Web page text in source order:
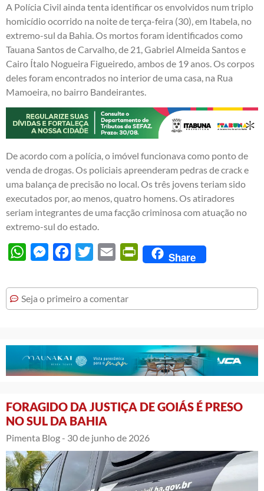
A Polícia Civil ainda tenta identificar os envolvidos num triplo
homicídio ocorrido na noite de terça-feira (30), em Itabela, no
extremo-sul da Bahia. Os mortos foram identificados como
Tauana Santos de Carvalho, de 21, Gabriel Almeida Santos e
Cairo Ítalo Nogueira Figueiredo, ambos de 19 anos. Os corpos
deles foram encontrados no interior de uma casa, na Rua
Mamoeira, no bairro Bandeirantes.
De acordo com a polícia, o imóvel funcionava como ponto de
venda de drogas. Os policiais apreenderam pedras de crack e
uma balança de precisão no local. Os três jovens teriam sido
executados por, ao menos, quatro homens. Os atiradores
seriam integrantes de uma facção criminosa com atuação no
extremo-sul do estado.
WhatsAppMessengerFacebook
Twitter Email PrintFriendly
Share
Seja o primeiro a comentar
FORAGIDO DA JUSTIÇA DE GOIÁS É PRESO
NO SUL DA BAHIA
Pimenta Blog - 30 de junho de 2026